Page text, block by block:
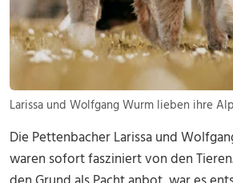
Larissa und Wolfgang Wurm lieben ihre
Die Pettenbacher Larissa und
waren sofort fasziniert von den